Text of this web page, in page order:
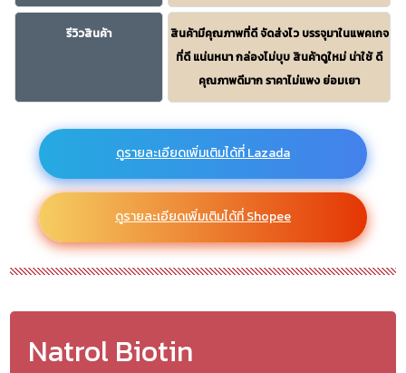
รีวิวสินค้า
สินค้ามีคุณภาพที่ดี จัดส่งไว บรรจุมาในแพคเกจ
ที่ดี แน่นหนา กล่องไม่บุบ สินค้าดูใหม่ น่าใช้ ดี
คุณภาพดีมาก ราคาไม่แพง ย่อมเยา
ดูรายละเอียดเพิ่มเติมได้ที่ Lazada
ดูรายละเอียดเพิ่มเติมได้ที่ Shopee
Natrol Biotin